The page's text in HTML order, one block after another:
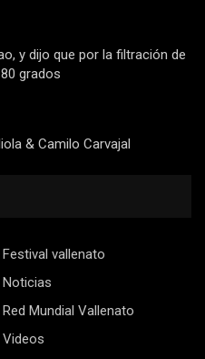
y dijo que por la filtración de
grados
& Camilo Carvajal
Festival vallenato
Noticias
Red Mundial Vallenato
Videos